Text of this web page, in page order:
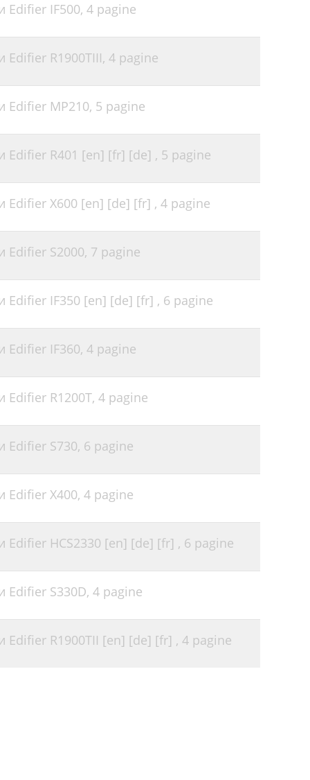
Edifier IF500, 4 pagine
Edifier R1900TIII, 4 pagine
Edifier MP210, 5 pagine
Edifier R401 [en] [fr] [de] , 5 pagine
Edifier X600 [en] [de] [fr] , 4 pagine
Edifier S2000, 7 pagine
Edifier IF350 [en] [de] [fr] , 6 pagine
Edifier IF360, 4 pagine
Edifier R1200T, 4 pagine
Edifier S730, 6 pagine
Edifier X400, 4 pagine
Edifier HCS2330 [en] [de] [fr] , 6 pagine
Edifier S330D, 4 pagine
Edifier R1900TII [en] [de] [fr] , 4 pagine